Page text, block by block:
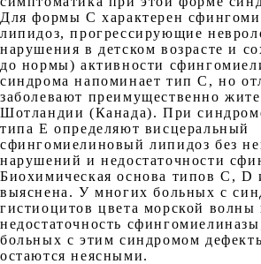
Для формы С характерен
липидоз, прогрессирующие
нарушения в детском возрасте и
до нормы) активности
синдрома напоминает тип С, но
заболевают преимущественно
Шотландии (Канада). При
типа Е определяют висцеральный
сфингомиелиновый липидоз без
нарушений и недостаточности
Биохимическая основа типов С, D
выяснена. У многих больных с
гистиоцитов цвета морской волны
недостаточность
больных с этим синдромом
остаются неясными.